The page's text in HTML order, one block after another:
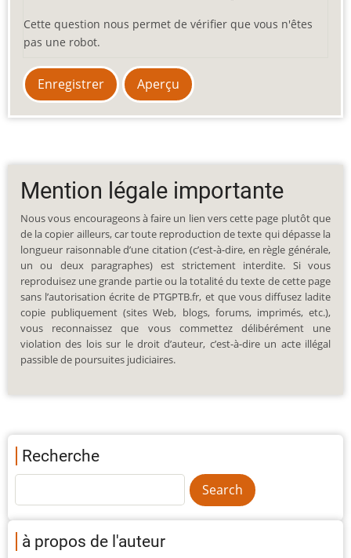
Cette question nous permet de vérifier que vous n'êtes
pas une robot.
Mention légale importante
Nous vous encourageons à faire un lien vers cette page plutôt que
de la copier ailleurs, car toute reproduction de texte qui dépasse la
longueur raisonnable d’une citation (c’est-à-dire, en règle générale,
un ou deux paragraphes) est strictement interdite. Si vous
reproduisez une grande partie ou la totalité du texte de cette page
sans l’autorisation écrite de PTGPTB.fr, et que vous diffusez ladite
copie publiquement (sites Web, blogs, forums, imprimés, etc.),
vous reconnaissez que vous commettez délibérément une
violation des lois sur le droit d’auteur, c’est-à-dire un acte illégal
passible de poursuites judiciaires.
Recherche
à propos de l'auteur